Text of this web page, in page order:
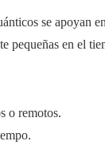
se apoyan
pequeñas en el
o remotos.